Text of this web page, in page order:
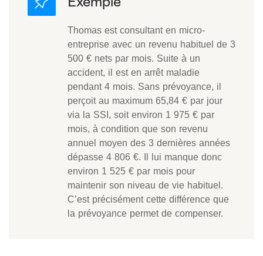
Thomas est consultant en micro-
entreprise avec un revenu habituel de 3
500 € nets par mois. Suite à un
accident, il est en arrêt maladie
pendant 4 mois. Sans prévoyance, il
perçoit au maximum 65,84 € par jour
via la SSI, soit environ 1 975 € par
mois, à condition que son revenu
annuel moyen des 3 dernières années
dépasse 4 806 €. Il lui manque donc
environ 1 525 € par mois pour
maintenir son niveau de vie habituel.
C’est précisément cette différence que
la prévoyance permet de compenser.